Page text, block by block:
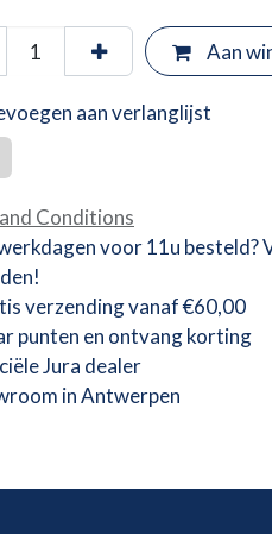
Aan
aan verlanglijst
Conditions
voor 11u besteld?
verzending vanaf €60,00
punten en ontvang korting
Jura dealer
in Antwerpen